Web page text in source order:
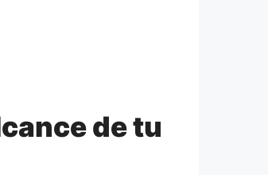
de tu